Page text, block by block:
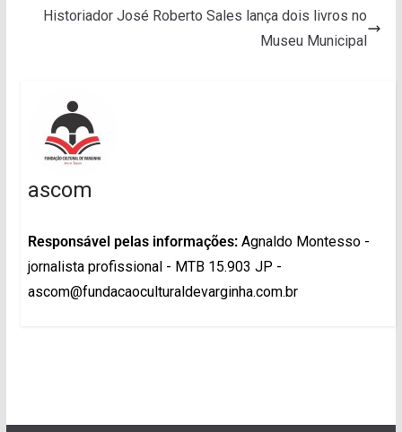
Historiador José Roberto Sales lança dois livros no
Museu Municipal
ascom
Responsável pelas informações:Agnaldo Montesso -
jornalista profissional - MTB 15.903 JP -
ascom@fundacaoculturaldevarginha.com.br